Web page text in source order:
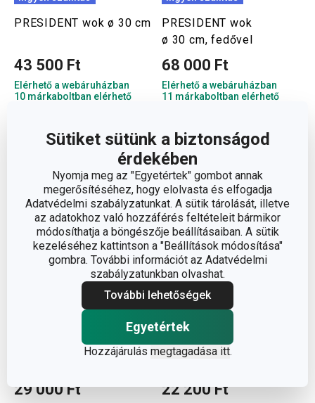
Sütiket sütünk a biztonságod
érdekében
Nyomja meg az "Egyetértek" gombot annak
megerősítéséhez, hogy elolvasta és elfogadja
Adatvédelmi szabályzatunkat. A sütik tárolását, illetve
az adatokhoz való hozzáférés feltételeit bármikor
módosíthatja a böngészője beállításaiban. A sütik
kezeléséhez kattintson a "Beállítások módosítása"
gombra. További információt az Adatvédelmi
szabályzatunkban olvashat.
További lehetőségek
Egyetértek
Hozzájárulás megtagadása itt.
PRESIDENT wok ø 30 cm
43 500 Ft
Elérhető a webáruházban
10 márkaboltban elérhető
PRESIDENT wok
ø 30 cm, fedővel
68 000 Ft
Elérhető a webáruházban
11 márkaboltban elérhető
SmartCLICK Wok ø 28 cm
29 000 Ft
Ingyen szállítás
GrandCHEF+ wok
22 200 Ft